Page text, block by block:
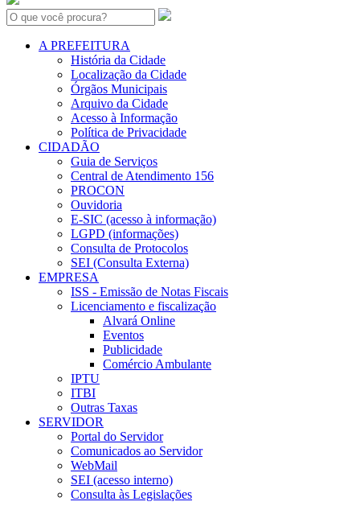
Search:
A PREFEITURA
História da Cidade
Localização da Cidade
Órgãos Municipais
Arquivo da Cidade
Acesso à Informação
Política de Privacidade
CIDADÃO
Guia de Serviços
Central de Atendimento 156
PROCON
Ouvidoria
E-SIC (acesso à informação)
LGPD (informações)
Consulta de Protocolos
SEI (Consulta Externa)
EMPRESA
ISS - Emissão de Notas Fiscais
Licenciamento e fiscalização
Alvará Online
Eventos
Publicidade
Comércio Ambulante
IPTU
ITBI
Outras Taxas
SERVIDOR
Portal do Servidor
Comunicados ao Servidor
WebMail
SEI (acesso interno)
Consulta às Legislações